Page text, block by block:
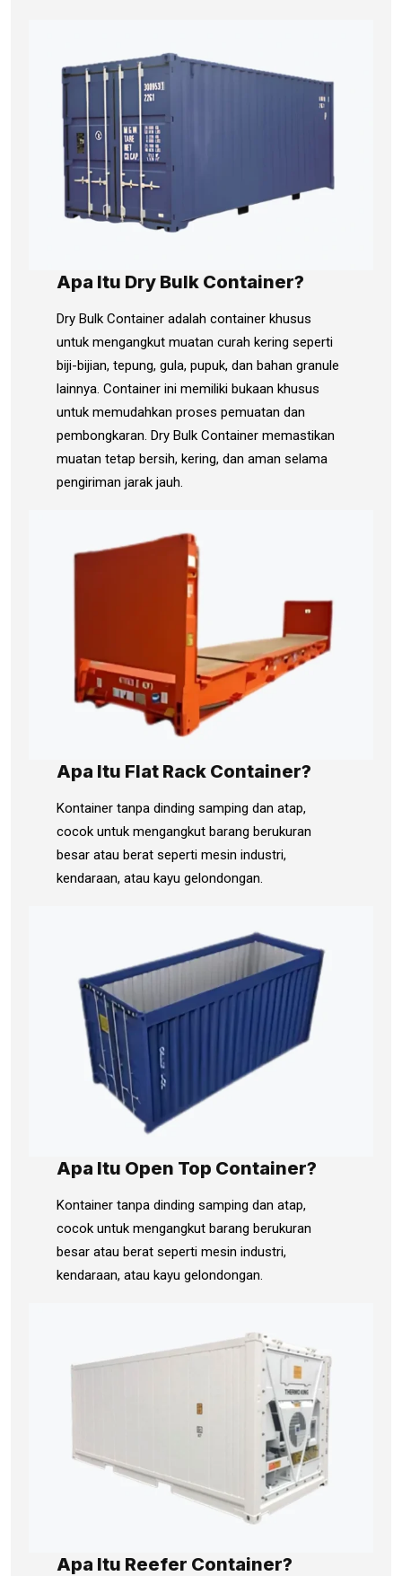
Apa Itu Dry Bulk Container?
Dry Bulk Container adalah container khusus
untuk mengangkut muatan curah kering seperti
biji-bijian, tepung, gula, pupuk, dan bahan granule
lainnya. Container ini memiliki bukaan khusus
untuk memudahkan proses pemuatan dan
pembongkaran. Dry Bulk Container memastikan
muatan tetap bersih, kering, dan aman selama
pengiriman jarak jauh.
Apa Itu Flat Rack Container?
Kontainer tanpa dinding samping dan atap,
cocok untuk mengangkut barang berukuran
besar atau berat seperti mesin industri,
kendaraan, atau kayu gelondongan.
Apa Itu Open Top Container?
Kontainer tanpa dinding samping dan atap,
cocok untuk mengangkut barang berukuran
besar atau berat seperti mesin industri,
kendaraan, atau kayu gelondongan.
Apa Itu Reefer Container?